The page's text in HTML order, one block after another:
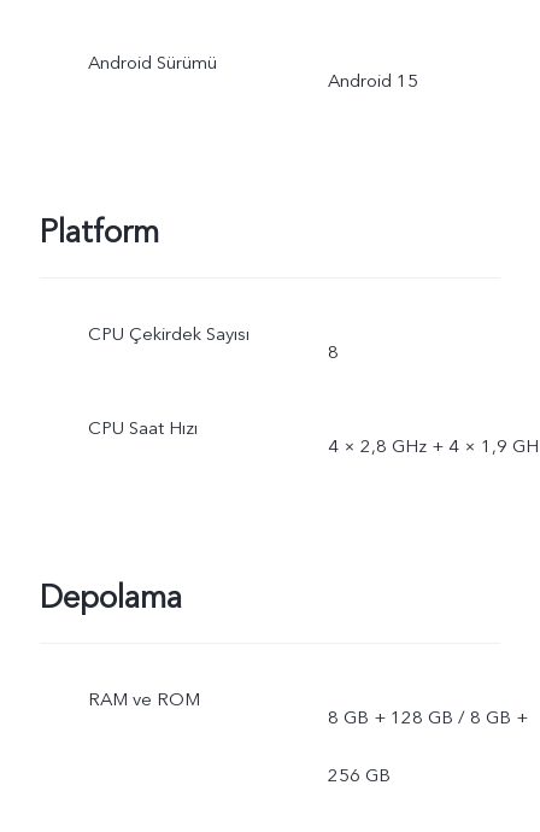
Android Sürümü
Android 15
Platform
CPU Çekirdek Sayısı
8
CPU Saat Hızı
4 × 2,8 GHz + 4 × 1,9
Depolama
RAM ve ROM
8 GB + 128 GB / 8 GB +
256 GB